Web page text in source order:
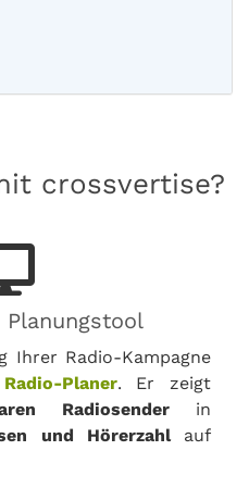
crossvertise?
Planungstool
Ihrer Radio-Kampagne
Planer. Er zeigt
Radiosenderin
und Hörerzahlauf